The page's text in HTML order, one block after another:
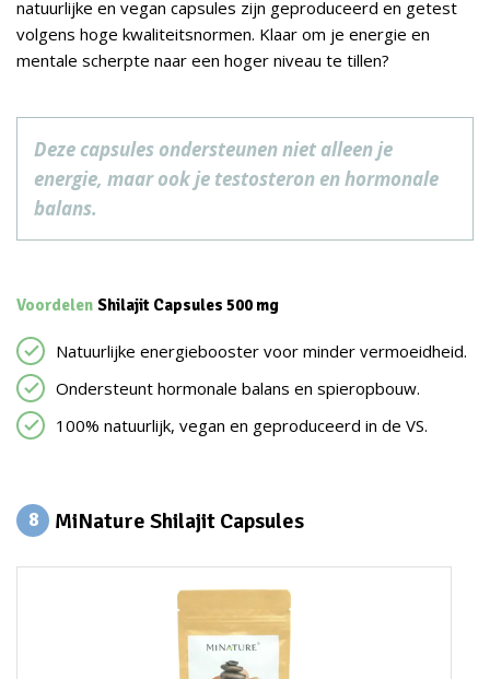
natuurlijke en vegan capsules zijn geproduceerd en getest
volgens hoge kwaliteitsnormen. Klaar om je energie en
mentale scherpte naar een hoger niveau te tillen?
Deze capsules ondersteunen niet alleen je
energie, maar ook je testosteron en hormonale
balans.
Voordelen Shilajit Capsules 500 mg
Natuurlijke energiebooster voor minder vermoeidheid.
Ondersteunt hormonale balans en spieropbouw.
100% natuurlijk, vegan en geproduceerd in de VS.
8 MiNature Shilajit Capsules